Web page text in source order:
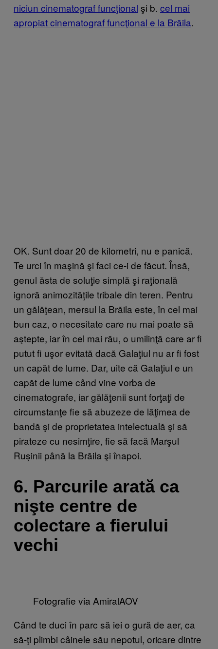
niciun cinematograf funcţional şi b. cel mai
apropiat cinematograf funcţional e la Brăila.
OK. Sunt doar 20 de kilometri, nu e panică.
Te urci în maşină şi faci ce-i de făcut. Însă,
genul ăsta de soluţie simplă şi raţională
ignoră animozităţile tribale din teren. Pentru
un gălăţean, mersul la Brăila este, în cel mai
bun caz, o necesitate care nu mai poate să
aştepte, iar în cel mai rău, o umilinţă care ar fi
putut fi uşor evitată dacă Galaţiul nu ar fi fost
un capăt de lume. Dar, uite că Galaţiul e un
capăt de lume când vine vorba de
cinematografe, iar gălăţenii sunt forţaţi de
circumstanţe fie să abuzeze de lăţimea de
bandă şi de proprietatea intelectuală şi să
pirateze cu nesimţire, fie să facă Marşul
Ruşinii până la Brăila şi înapoi.
6. Parcurile arată ca
nişte centre de
colectare a fierului
vechi
Fotografie via AmiralAOV
Când te duci în parc să iei o gură de aer, ca
să-ţi plimbi câinele său nepotul, oricare dintre